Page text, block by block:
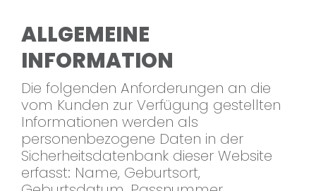
ALLGEMEINE
INFORMATION
Die folgenden Anforderungen an die
vom Kunden zur Verfügung gestellten
Informationen werden als
personenbezogene Daten in der
Sicherheitsdatenbank dieser Website
erfasst: Name, Geburtsort,